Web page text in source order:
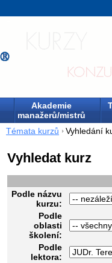
Akademie
manažerů/mistrů
Témata kurzů Vyhledání
Vyhledat kurz
Podle názvu
kurzu:
Podle
oblasti
školení:
Podle
lektora: